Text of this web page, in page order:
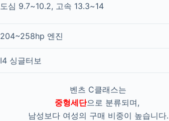
도심 9.7~10.2, 고속 13.3~14
204~258hp 엔진
I4 싱글터보
벤츠 C클래스는
중형세단으로 분류되며,
남성보다 여성의 구매 비중이 높습니다.